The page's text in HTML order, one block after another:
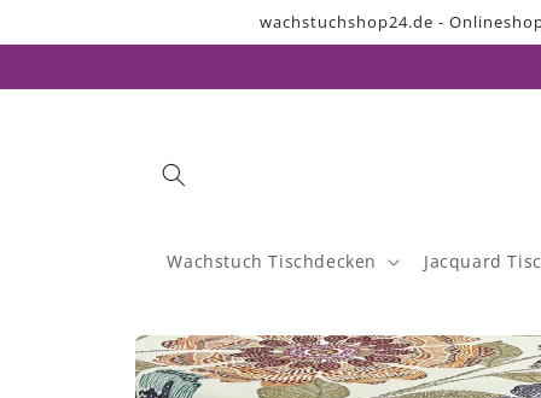
Inhalt
wachstuchshop24.de -
Wachstuch Tischdecken Jacquard
Zu
Produktinformationen
springen